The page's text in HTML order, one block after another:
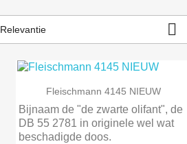
Relevantie 
 Snel bekijken
Fleischmann 4145 NIEUW
Bijnaam de "de zwarte olifant", de
DB 55 2781 in originele wel wat
beschadigde doos.